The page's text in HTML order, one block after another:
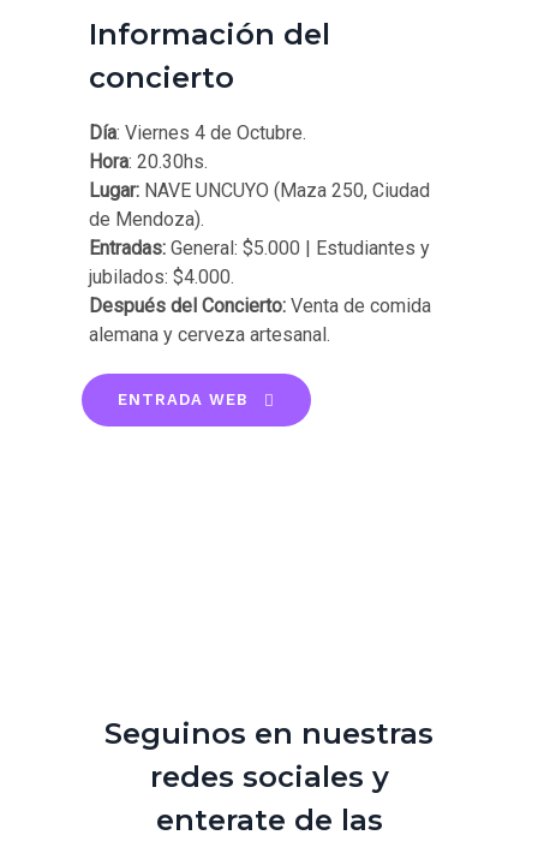
Información del
concierto
Día: Viernes 4 de Octubre.
Hora: 20.30hs.
Lugar: NAVE UNCUYO (Maza 250, Ciudad
de Mendoza).
Entradas: General: $5.000 | Estudiantes y
jubilados: $4.000.
Después del Concierto: Venta de comida
alemana y cerveza artesanal.
ENTRADA WEB
Seguinos en nuestras
redes sociales y
enterate de las